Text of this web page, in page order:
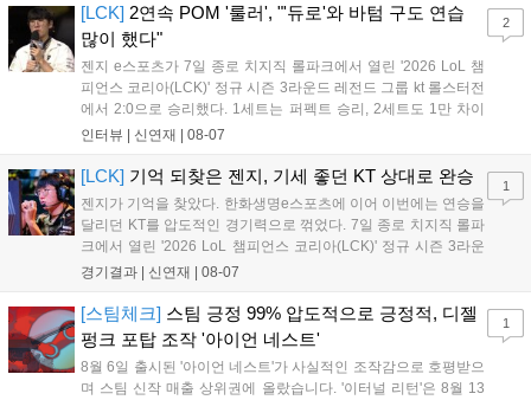
이’ 출시가 예정돼 있으며, 2027년에는 ‘Ragnarok 3’ 등 대작을 글로벌
출시할 계획이다. 그라비티는 조인트벤처 설립과 라그나로크 에코 시스
템 구축을 통해 신성장 동력을 확보할 방침이다....
[LCK] 2연속 POM '룰러', "'듀로'와 바텀 구도 연습
많이 했다"
젠지 e스포츠가 7일 종로 치지직 롤파크에서 열린 '2026 LoL 챔
피언스 코리아(LCK)' 정규 시즌 3라운드 레전드 그룹 kt 롤스터전
에서 2:0으로 승리했다. 1세트는 퍼펙트 승리, 2세트도 1만 차이
를 벌리며 25분 만에 승리하면서 말 그대로 압도적인 경기력을 선
하며 POM에 선정됐...
인터뷰 | 신연재 08-07
2
[LCK] 기억 되찾은 젠지, 기세 좋던 KT 상대로 완승
젠지가 기억을 찾았다. 한화생명e스포츠에 이어 이번에는 연승을
달리던 KT를 압도적인 경기력으로 꺾었다. 7일 종로 치지직 롤파
크에서 열린 '2026 LoL 챔피언스 코리아(LCK)' 정규 시즌 3라운
드 레전드 그룹, kt 롤스터와 젠지 e스포츠의 대결에서 젠지가 압
기억을 되찾기라도 한 듯 1,...
경기결과 | 신연재 08-07
1
[스팀체크] 스팀 긍정 99% 압도적으로 긍정적, 디젤
펑크 포탑 조작 '아이언 네스트'
8월 6일 출시된 '아이언 네스트'가 사실적인 조작감으로 호평받으
며 스팀 신작 매출 상위권에 올랐습니다. '이터널 리턴'은 8월 13
1